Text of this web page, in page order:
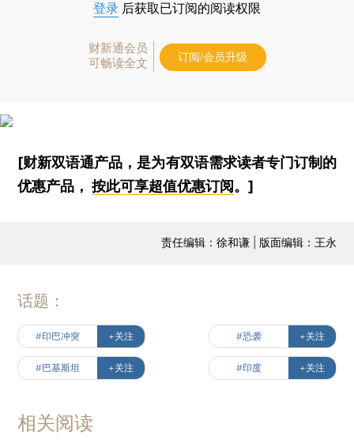
登录 后获取已订阅的阅读权限
财新通会员
可畅读全文
订阅/会员升级
[财新双语通产品，是为有双语需求读者专门订制的
优惠产品，按此可享超值优惠订阅。]
责任编辑：徐和谦 | 版面编辑：王永
话题：
#印巴冲突 +关注 #恐袭 +关注
#巴基斯坦 +关注 #印度 +关注
相关阅读